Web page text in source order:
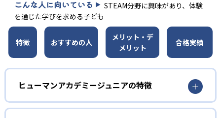
こんな人に向いている
STEAM分野に興味があり、体験
を通じた学びを求める子ども
特徴 おすすめの人
メリット・デ
メリット
合格実績
ヒューマンアカデミージュニアの特徴
1
多彩なコースラインナップ